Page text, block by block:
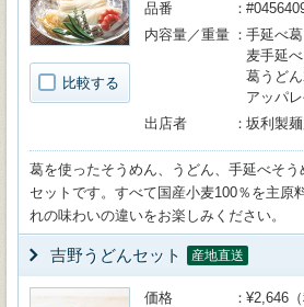
比較する
品番
内容量／重量
手延べ
麦手延
葛うどん
アッパ
出店者
坂利製麺
葛を使ったそうめん、うどん、手延べそ
セットです。すべて国産小麦100％を主原
れの味わいの違いをお楽しみください。
吉野うどんセット 産地直送
価格
¥2,646（